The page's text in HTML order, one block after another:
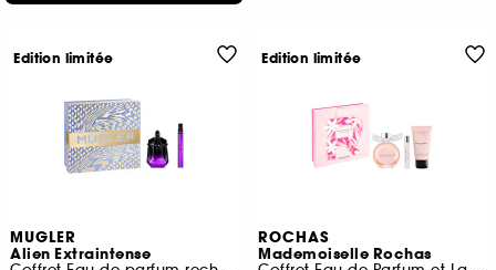
MUGLER
Alien Extraintense
Edition limitée
ROCHAS
Mademoiselle Rochas
Edition limitée